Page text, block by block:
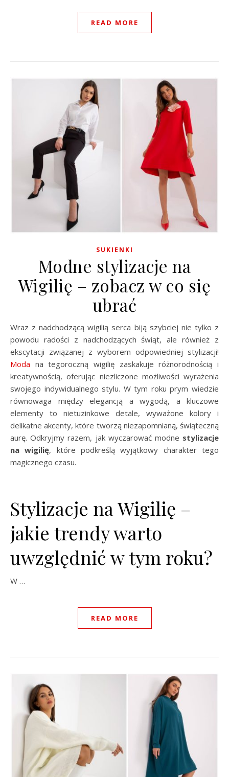
READ MORE
SUKIENKI
Modne stylizacje na
Wigilię – zobacz w co się
ubrać
Wraz z nadchodzącą wigilią serca biją szybciej nie tylko z
powodu radości z nadchodzących świąt, ale również z
ekscytacji związanej z wyborem odpowiedniej stylizacji!
Moda na tegoroczną wigilię zaskakuje różnorodnością i
kreatywnością, oferując niezliczone możliwości wyrażenia
swojego indywidualnego stylu. W tym roku prym wiedzie
równowaga między elegancją a wygodą, a kluczowe
elementy to nietuzinkowe detale, wyważone kolory i
delikatne akcenty, które tworzą niezapomnianą, świąteczną
aurę. Odkryjmy razem, jak wyczarować modne stylizacje
na wigilię, które podkreślą wyjątkowy charakter tego
magicznego czasu.
Stylizacje na Wigilię –
jakie trendy warto
uwzględnić w tym roku?
W …
READ MORE